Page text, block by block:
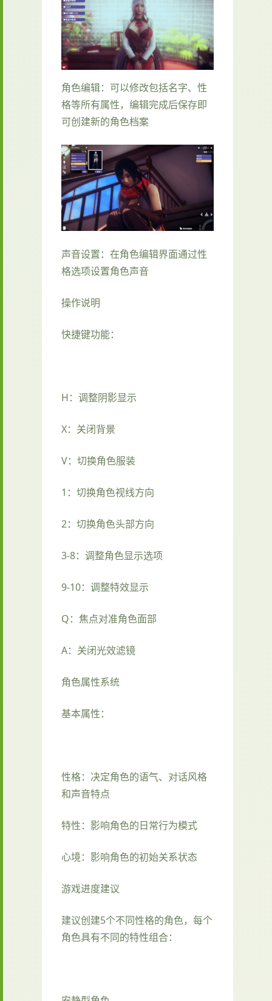
角色编辑：可以修改包括名字、性
格等所有属性，编辑完成后保存即
可创建新的角色档案
声音设置：在角色编辑界面通过性
格选项设置角色声音
操作说明
快捷键功能：
H：调整阴影显示
X：关闭背景
V：切换角色服装
1：切换角色视线方向
2：切换角色头部方向
3-8：调整角色显示选项
9-10：调整特效显示
Q：焦点对准角色面部
A：关闭光效滤镜
角色属性系统
基本属性：
性格：决定角色的语气、对话风格
和声音特点
特性：影响角色的日常行为模式
心境：影响角色的初始关系状态
游戏进度建议
建议创建5个不同性格的角色，每个
角色具有不同的特性组合：